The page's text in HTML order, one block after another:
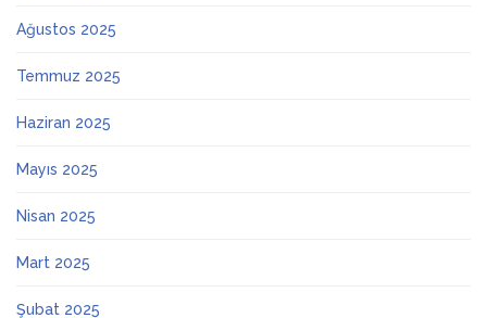
Ağustos 2025
Temmuz 2025
Haziran 2025
Mayıs 2025
Nisan 2025
Mart 2025
Şubat 2025